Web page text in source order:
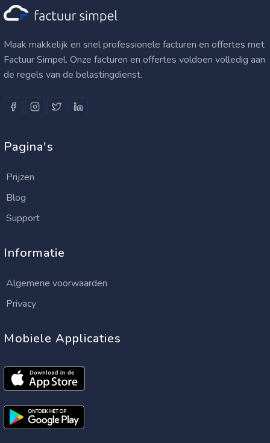
Maak makkelijk en snel professionele facturen en offertes met
Factuur Simpel. Onze facturen en offertes voldoen volledig aan
de regels van de belastingdienst.
Pagina's
Prijzen
Blog
Support
Informatie
Algemene voorwaarden
Privacy
Mobiele Applicaties